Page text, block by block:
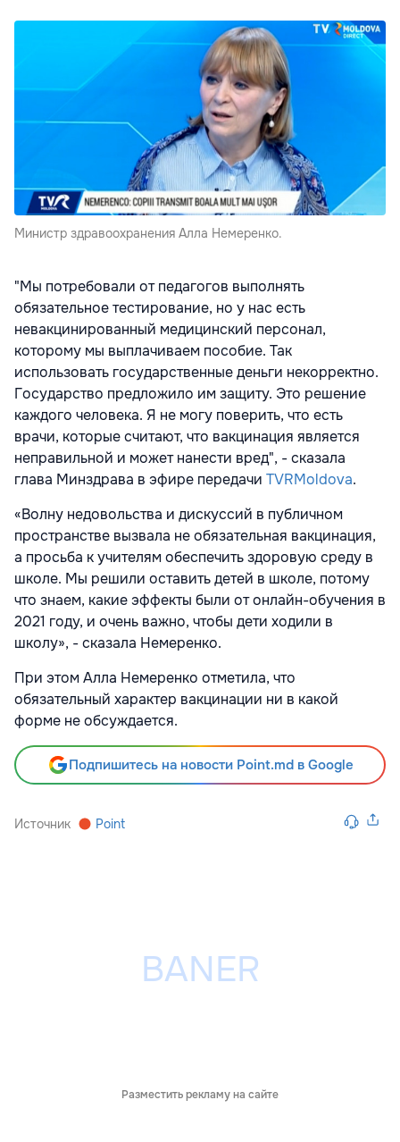
Министр здравоохранения Алла Немеренко.
"Мы потребовали от педагогов выполнять
обязательное тестирование, но у нас есть
невакцинированный медицинский персонал,
которому мы выплачиваем пособие. Так
использовать государственные деньги некорректно.
Государство предложило им защиту. Это решение
каждого человека. Я не могу поверить, что есть
врачи, которые считают, что вакцинация является
неправильной и может нанести вред", - сказала
глава Минздрава в эфире передачи TVRMoldova.
«Волну недовольства и дискуссий в публичном
пространстве вызвала не обязательная вакцинация,
а просьба к учителям обеспечить здоровую среду в
школе. Мы решили оставить детей в школе, потому
что знаем, какие эффекты были от онлайн-обучения в
2021 году, и очень важно, чтобы дети ходили в
школу», - сказала Немеренко.
При этом Алла Немеренко отметила, что
обязательный характер вакцинации ни в какой
форме не обсуждается.
Подпишитесь на новости Point.md в Google
Источник Point
Разместить рекламу на сайте